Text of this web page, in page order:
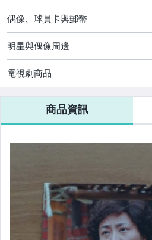
圖書/影音/文具
古董、藝術與礦石
美容保養與彩妝
運動、戶外與休閒
電玩遊戲與主機
嬰幼兒與孕婦
偶像、球員卡與郵幣
明星與偶像周邊
電視劇商品
商品資訊